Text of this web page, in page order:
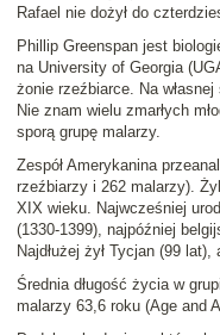
Rafael nie dożył do
Phillip Greenspan jest
na University of Georgia
żonie rzeźbiarce. Na
Nie znam wielu zmarłych
sporą grupę malarzy.
Zespół Amerykanina
rzeźbiarzy i 262 malarzy).
XIX wieku. Najwcześniej
(1330-1399), najpóźniej
Najdłużej żył Tycjan (99
Średnia długość życia w
malarzy 63,6 roku (Age and